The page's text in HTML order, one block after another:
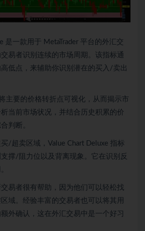
是一款用于 MetaTrader 平台的外汇交
易者识别连续的市场周期。该指标通
低点，来辅助你识别潜在的买入/卖出
主要的价格转折点可视化，从而揭示市
当前市场状况，并结合历史积累的价
判断。
/超卖区域，Value Chart Deluxe 指标
撑/阻力位以及背离现象。它在识别反
易者很有帮助，因为他们可以轻松找
域。经验丰富的交易者也可以将其用
外确认，这在外汇交易中是一个好习